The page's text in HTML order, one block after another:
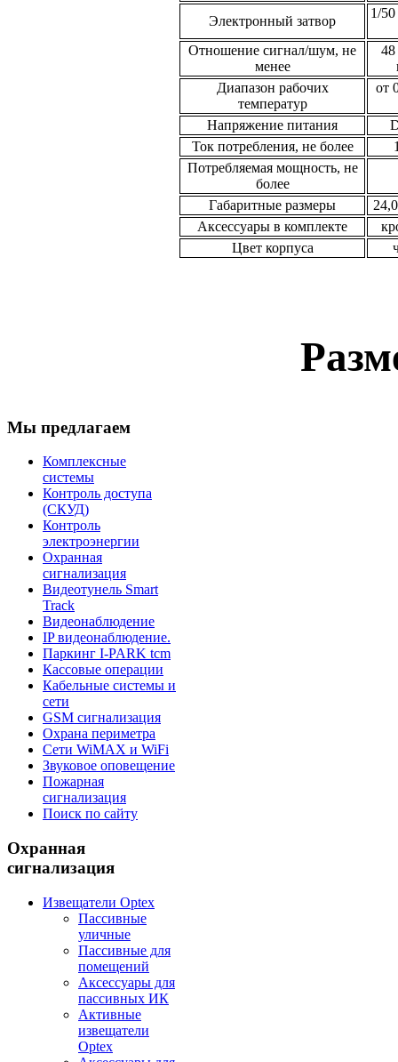
Электронный затвор
1/
Отношение сигнал/шум, не
менее
Диапазон рабочих
температур
от
Напряжение питания
Ток потребления, не более
Потребляемая мощность, не
более
Габаритные размеры
Аксессуары в комплекте
Цвет корпуса
Мы предлагаем
Комплексные
системы
Контроль доступа
(СКУД)
Контроль
электроэнергии
Охранная
сигнализация
Видеотунель Smart
Track
Видеонаблюдение
IP видеонаблюдение.
Паркинг I-PARK tcm
Кассовые операции
Кабельные системы и
сети
GSM сигнализация
Охрана периметра
Сети WiMAX и WiFi
Звуковое оповещение
Пожарная
сигнализация
Поиск по сайту
Охранная
сигнализация
Извещатели Optex
Пассивные
уличные
Пассивные для
помещений
Аксессуары для
пассивных ИК
Активные
извещатели
Optex